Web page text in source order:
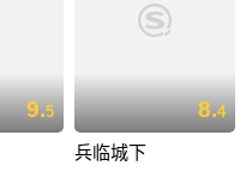
9.5 8.4
兵临城下